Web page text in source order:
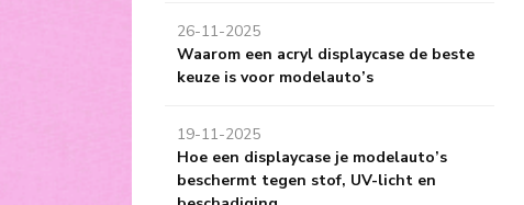
26-11-2025
Waarom een acryl displaycase de beste
keuze is voor modelauto’s
19-11-2025
Hoe een displaycase je modelauto’s
beschermt tegen stof, UV-licht en